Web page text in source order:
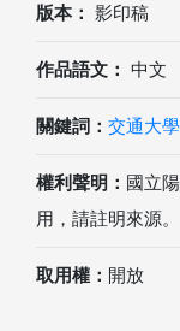
版本： 影印稿
作品語文： 中文
關鍵詞： 交通大學
權利聲明： 國立
用，請註明來源。
取用權： 開放